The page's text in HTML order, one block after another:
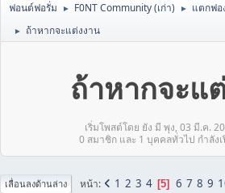
ฟอนต์ฟอรั่ม ► F0NT Community (เก่า) ► แตกฟอ
► ถ้าหากจะแต่งงาน
ถ้าหากจะแ
เริ่มโพสต์โดย ยัง มี พุง, 03 มี.ค.
0 สมาชิก และ 1 บุคคลทั่วไป กำลัง
เลื่อนลงด้านล่าง หน้า 1 2 3 4 5 6 7 8 9